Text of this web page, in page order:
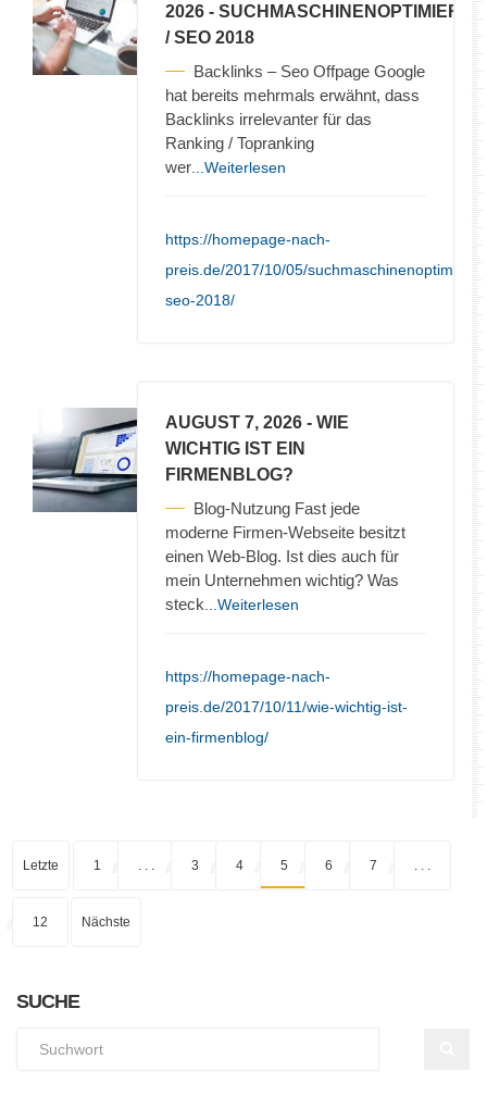
2026 -
/ SEO 2018
Backlinks – Seo Offpage Google
hat bereits mehrmals erwähnt, dass
Backlinks irrelevanter für das
Ranking / Topranking
wer ...Weiterlesen
https://homepage-nach-
preis.de/2017/10/05/
seo-2018/
AUGUST 7, 2026 - WIE
WICHTIG IST EIN
FIRMENBLOG?
Blog-Nutzung Fast jede
moderne Firmen-Webseite besitzt
einen Web-Blog. Ist dies auch für
mein Unternehmen wichtig? Was
steck ...Weiterlesen
https://homepage-nach-
preis.de/2017/10/11/wie-wichtig-ist-
ein-firmenblog/
Letzte 1 3 4 5 6 7
12 Nächste
SUCHE